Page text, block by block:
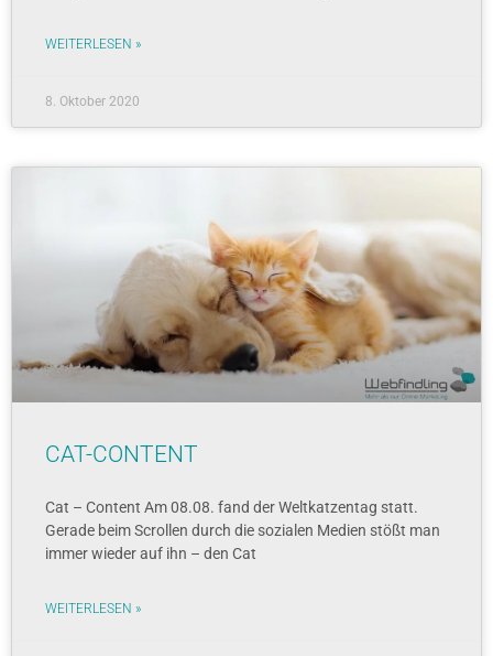
WEITERLESEN »
8. Oktober 2020
CAT-CONTENT
Cat – Content Am 08.08. fand der Weltkatzentag statt.
Gerade beim Scrollen durch die sozialen Medien stößt man
immer wieder auf ihn – den Cat
WEITERLESEN »